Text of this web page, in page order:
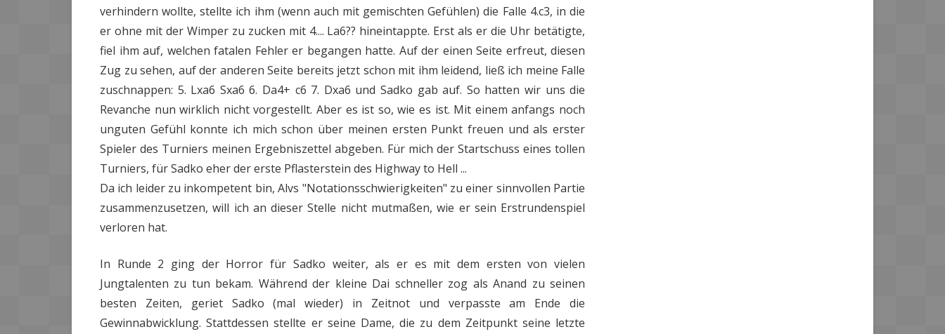
verhindern wollte, stellte ich ihm (wenn auch mit gemischten Gefühlen) die Falle 4.c3, in die
er ohne mit der Wimper zu zucken mit 4.... La6?? hineintappte. Erst als er die Uhr betätigte,
fiel ihm auf, welchen fatalen Fehler er begangen hatte. Auf der einen Seite erfreut, diesen
Zug zu sehen, auf der anderen Seite bereits jetzt schon mit ihm leidend, ließ ich meine Falle
zuschnappen: 5. Lxa6 Sxa6 6. Da4+ c6 7. Dxa6 und Sadko gab auf. So hatten wir uns die
Revanche nun wirklich nicht vorgestellt. Aber es ist so, wie es ist. Mit einem anfangs noch
unguten Gefühl konnte ich mich schon über meinen ersten Punkt freuen und als erster
Spieler des Turniers meinen Ergebniszettel abgeben. Für mich der Startschuss eines tollen
Turniers, für Sadko eher der erste Pflasterstein des Highway to Hell ...
Da ich leider zu inkompetent bin, Alvs "Notationsschwierigkeiten" zu einer sinnvollen Partie
zusammenzusetzen, will ich an dieser Stelle nicht mutmaßen, wie er sein Erstrundenspiel
verloren hat.
In Runde 2 ging der Horror für Sadko weiter, als er es mit dem ersten von vielen
Jungtalenten zu tun bekam. Während der kleine Dai schneller zog als Anand zu seinen
besten Zeiten, geriet Sadko (mal wieder) in Zeitnot und verpasste am Ende die
Gewinnabwicklung. Stattdessen stellte er seine Dame, die zu dem Zeitpunkt seine letzte